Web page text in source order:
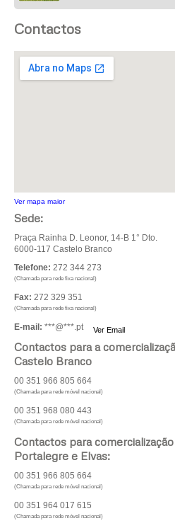
Contactos
Ver mapa maior
Sede:
Praça Rainha D. Leonor, 14-B 1° Dto.
6000-117 Castelo Branco
Telefone: 272 344 273
(Chamada para rede fixa nacional)
Fax: 272 329 351
(Chamada para rede fixa nacional)
E-mail: ***@***.pt Ver Email
Contactos para a
Castelo Branco
00 351 966 805 664
(Chamada para rede móvel nacional)
00 351 968 080 443
(Chamada para rede móvel nacional)
Contactos para
Portalegre e Elvas:
00 351 966 805 664
(Chamada para rede móvel nacional)
00 351 964 017 615
(Chamada para rede móvel nacional)